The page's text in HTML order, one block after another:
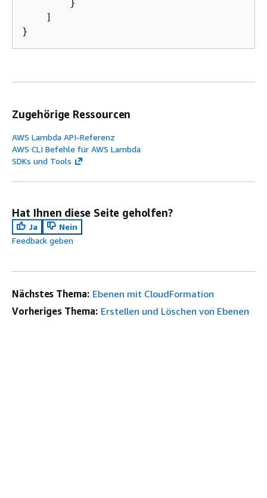
        }
    ]
}
Zugehörige Ressourcen
AWS Lambda API-Referenz
AWS CLI Befehle für AWS Lambda
SDKs und Tools
Hat Ihnen diese Seite geholfen?
Ja
Nein
Feedback geben
Nächstes Thema: Ebenen mit CloudFormation
Vorheriges Thema: Erstellen und Löschen von Ebenen